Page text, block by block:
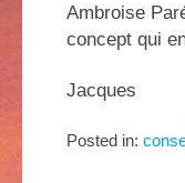
Ambroise
concept qui
Jacques
Posted in: